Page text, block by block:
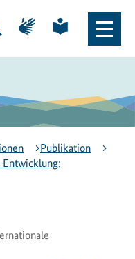
Zur
Seite
Seite
Sprache
öffnen
Publikation
Entwicklung: